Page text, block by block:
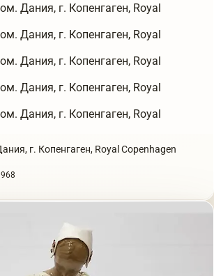
г. Копенгаген, Royal Copenhagen